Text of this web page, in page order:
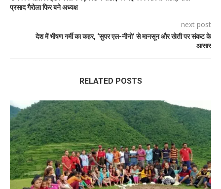
प्रसाद गैरोला फिर बने अध्यक्ष
next post
देश में भीषण गर्मी का कहर, ‘सुपर एल-नीनो’ से मानसून और खेती पर संकट के
आसार
RELATED POSTS